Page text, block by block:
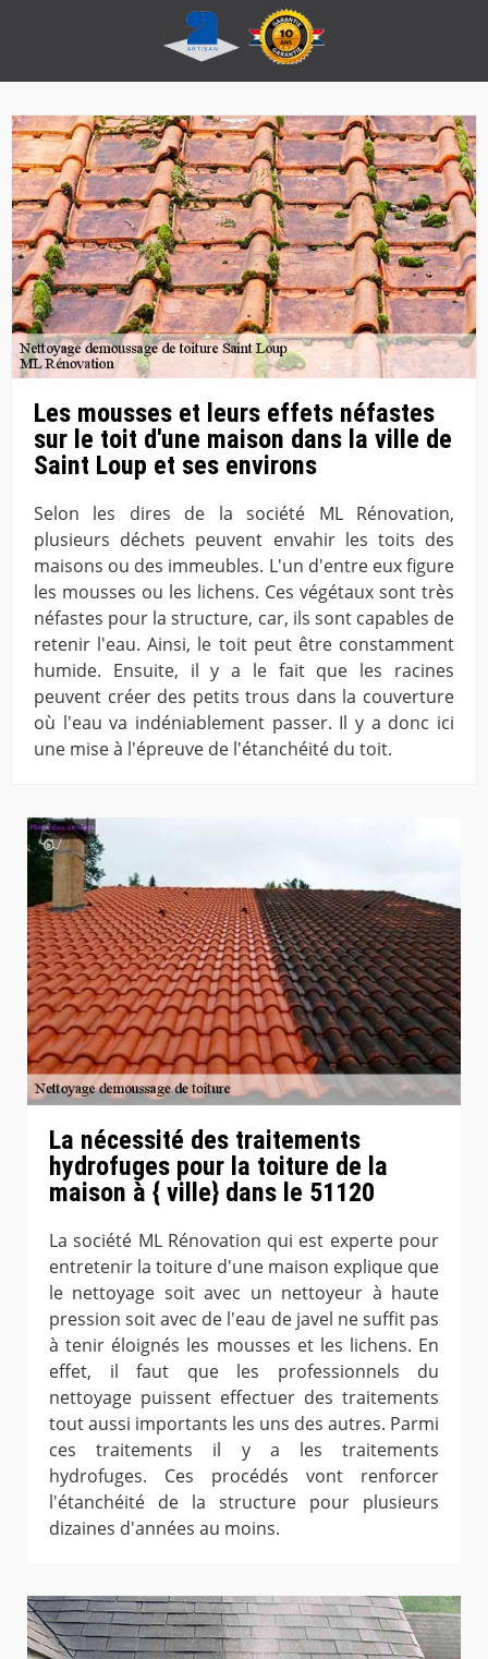
Les mousses et leurs effets néfastes
sur le toit d'une maison dans la ville de
Saint Loup et ses environs
Selon les dires de la société ML Rénovation,
plusieurs déchets peuvent envahir les toits des
maisons ou des immeubles. L'un d'entre eux figure
les mousses ou les lichens. Ces végétaux sont très
néfastes pour la structure, car, ils sont capables de
retenir l'eau. Ainsi, le toit peut être constamment
humide. Ensuite, il y a le fait que les racines
peuvent créer des petits trous dans la couverture
où l'eau va indéniablement passer. Il y a donc ici
une mise à l'épreuve de l'étanchéité du toit.
La nécessité des traitements
hydrofuges pour la toiture de la
maison à { ville} dans le 51120
La société ML Rénovation qui est experte pour
entretenir la toiture d'une maison explique que
le nettoyage soit avec un nettoyeur à haute
pression soit avec de l'eau de javel ne suffit pas
à tenir éloignés les mousses et les lichens. En
effet, il faut que les professionnels du
nettoyage puissent effectuer des traitements
tout aussi importants les uns des autres. Parmi
ces traitements il y a les traitements
hydrofuges. Ces procédés vont renforcer
l'étanchéité de la structure pour plusieurs
dizaines d'années au moins.